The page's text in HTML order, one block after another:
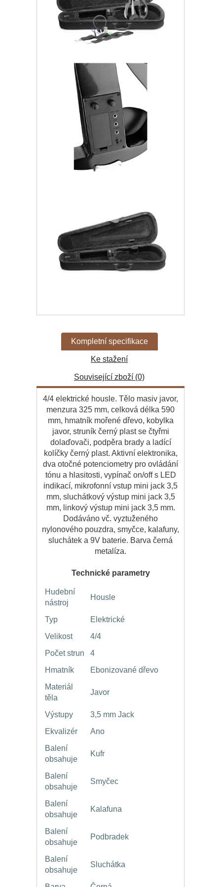
Kompletní specifikace
Ke stažení
Související zboží (0)
4/4 elektrické housle. Tělo masiv javor,
menzura 325 mm, celková délka 590
mm, hmatník mořené dřevo, kobylka
javor, struník černý plast se čtyřmi
dolaďovači, podpěra brady a ladící
kolíčky černý plast. Aktivní elektronika,
dva otočné potenciometry pro ovládání
tónu a hlasitosti, vypínač on/off s LED
indikací, mikrofonní vstup mini jack 3,5
mm, sluchátkový výstup mini jack 3,5
mm, linkový výstup mini jack 3,5 mm.
Dodáváno vč. vyztuženého
nylonového pouzdra, smyčce, kalafuny,
sluchátek a 9V baterie. Barva černá
metalíza.
Technické parametry
Hudební
nástroj
Housle
Typ
Elektrické
Velikost
4/4
Počet strun
4
Hmatník
Ebonizované dřevo
Materiál
těla
Javor
Výstupy
3,5 mm Jack
Ekvalizér
Ano
Balení
obsahuje
Kufr
Balení
obsahuje
Smyčec
Balení
obsahuje
Kalafuna
Balení
obsahuje
Podbradek
Balení
obsahuje
Sluchátka